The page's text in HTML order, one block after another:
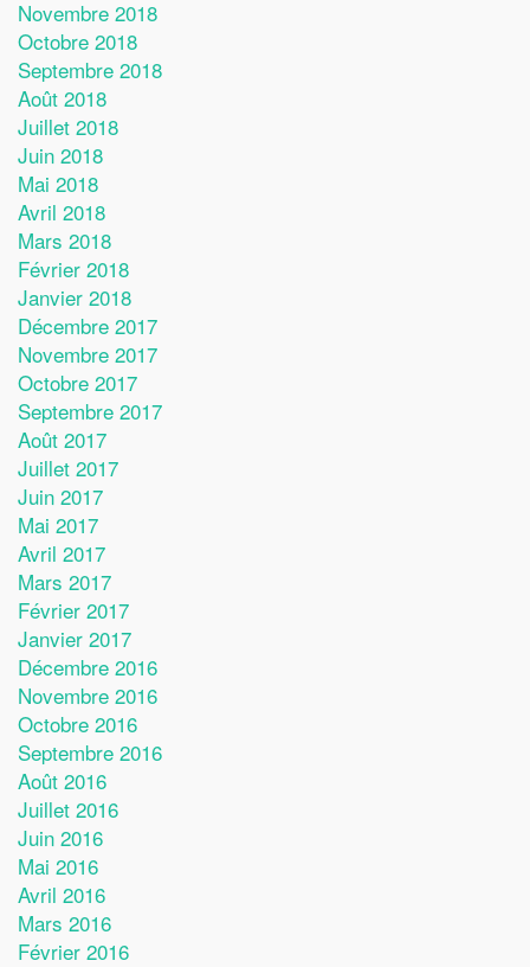
Novembre 2018
Octobre 2018
Septembre 2018
Août 2018
Juillet 2018
Juin 2018
Mai 2018
Avril 2018
Mars 2018
Février 2018
Janvier 2018
Décembre 2017
Novembre 2017
Octobre 2017
Septembre 2017
Août 2017
Juillet 2017
Juin 2017
Mai 2017
Avril 2017
Mars 2017
Février 2017
Janvier 2017
Décembre 2016
Novembre 2016
Octobre 2016
Septembre 2016
Août 2016
Juillet 2016
Juin 2016
Mai 2016
Avril 2016
Mars 2016
Février 2016